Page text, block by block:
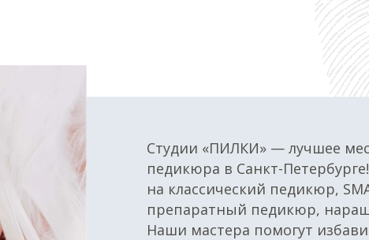
Студии «ПИЛКИ» — лучшее
педикюра в Санкт-
на классический педикюр,
препаратный педикюр,
Наши мастера помогут